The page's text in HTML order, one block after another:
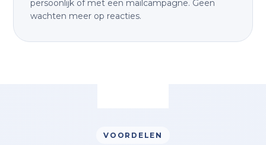
persoonlijk of met een mailcampagne. Geen
wachten meer op reacties.
VOORDELEN